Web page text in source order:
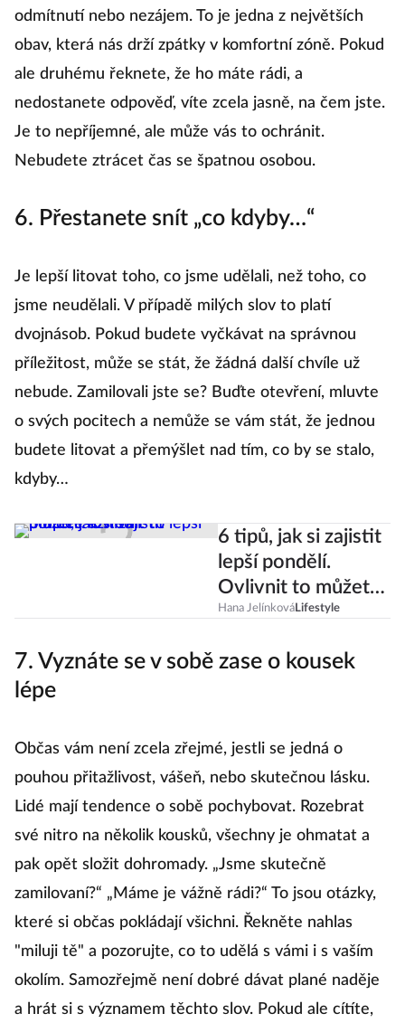
odmítnutí nebo nezájem. To je jedna z největších
obav, která nás drží zpátky v komfortní zóně. Pokud
ale druhému řeknete, že ho máte rádi, a
nedostanete odpověď, víte zcela jasně, na čem jste.
Je to nepříjemné, ale může vás to ochránit.
Nebudete ztrácet čas se špatnou osobou.
6. Přestanete snít „co kdyby…“
Je lepší litovat toho, co jsme udělali, než toho, co
jsme neudělali. V případě milých slov to platí
dvojnásob. Pokud budete vyčkávat na správnou
příležitost, může se stát, že žádná další chvíle už
nebude. Zamilovali jste se? Buďte otevření, mluvte
o svých pocitech a nemůže se vám stát, že jednou
budete litovat a přemýšlet nad tím, co by se stalo,
kdyby…
6 tipů, jak si zajistit
lepší pondělí.
Ovlivnit to můžete
už teď!
Hana JelínkováLifestyle
7. Vyznáte se v sobě zase o kousek
lépe
Občas vám není zcela zřejmé, jestli se jedná o
pouhou přitažlivost, vášeň, nebo skutečnou lásku.
Lidé mají tendence o sobě pochybovat. Rozebrat
své nitro na několik kousků, všechny je ohmatat a
pak opět složit dohromady. „Jsme skutečně
zamilovaní?“ „Máme je vážně rádi?“ To jsou otázky,
které si občas pokládají všichni. Řekněte nahlas
"miluji tě" a pozorujte, co to udělá s vámi i s vaším
okolím. Samozřejmě není dobré dávat plané naděje
a hrát si s významem těchto slov. Pokud ale cítíte,